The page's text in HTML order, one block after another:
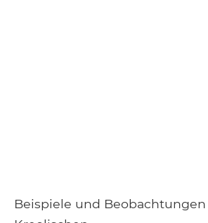
Beispiele und Beobachtungen